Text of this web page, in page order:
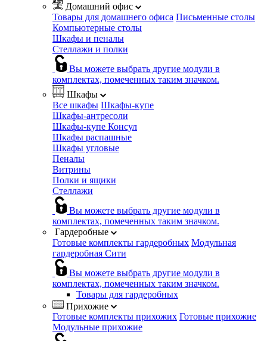
Домашний офис
Товары для домашнего офиса Письменные столы
Компьютерные столы
Шкафы и пеналы
Стеллажи и полки
Вы можете выбрать другие модули в
комплектах, помеченных таким значком.
Шкафы
Все шкафы Шкафы-купе
Шкафы-антресоли
Шкафы-купе Консул
Шкафы распашные
Шкафы угловые
Пеналы
Витрины
Полки и ящики
Стеллажи
Вы можете выбрать другие модули в
комплектах, помеченных таким значком.
Гардеробные
Готовые комплекты гардеробных Модульная
гардеробная Сити
Вы можете выбрать другие модули в
комплектах, помеченных таким значком.
Товары для гардеробных
Прихожие
Готовые комплекты прихожих Готовые прихожие
Модульные прихожие